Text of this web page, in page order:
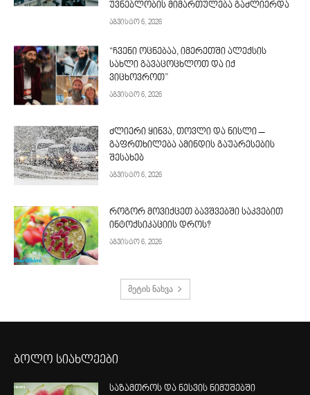
უვნებლობის მიმართულება გაძლიერდა
აგვისტო 6, 2026
“ჩვენი ოცნებაა, იმერეთში ალექსის
სახლი გავაცოცხლოთ და იქ
ვიცხოვროთ”
აგვისტო 6, 2026
ძლიერი ყინვა, თოვლი და ნისლი –
გაფრთხილება ამინდის გაუარესების
შესახებ
აგვისტო 6, 2026
როგორ მოვიქცეთ ბავშვებში საკვებით
ინტოქსიკაციის დროს?
აგვისტო 6, 2026
მეტის ნახვა
ბოლო სიახლეები
საზამთროს და ნესვის ნიმუშებში